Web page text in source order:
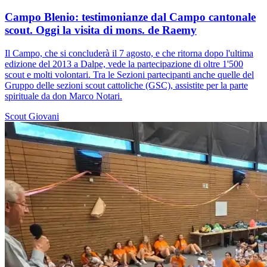
Campo Blenio: testimonianze dal Campo cantonale
scout. Oggi la visita di mons. de Raemy
Il Campo, che si concluderà il 7 agosto, e che ritorna dopo l'ultima
edizione del 2013 a Dalpe, vede la partecipazione di oltre 1'500
scout e molti volontari. Tra le Sezioni partecipanti anche quelle del
Gruppo delle sezioni scout cattoliche (GSC), assistite per la parte
spirituale da don Marco Notari.
Scout Giovani